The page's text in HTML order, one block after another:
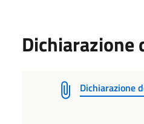
Dichiarazione